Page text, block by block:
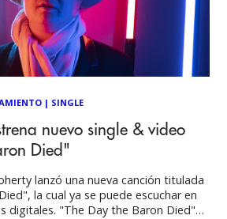
| SINGLE
nuevo single & video
Died"
lanzó una nueva canción titulada
la cual ya se puede escuchar en
digitales. "The Day the Baron Died"